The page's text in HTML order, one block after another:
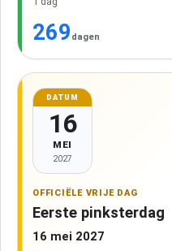
269 dagen
DATUM
16
MEI
2027
OFFICIËLE VRIJE DAG
Eerste pinksterdag
16 mei 2027